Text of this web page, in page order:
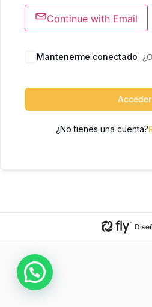
Continue with Email
Mantenerme conectado
Acceder
¿No tienes una cuenta?